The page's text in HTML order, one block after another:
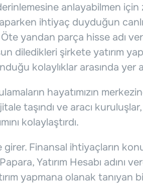
anlayabilmen için
ihtiyaç duyduğun
yandan parça hisse adı
diledikleri şirkete yatırım
kolaylıklar arasında yer
hayatımızın
taşındı ve aracı
kolaylaştırdı.
Finansal ihtiyaçların
Yatırım Hesabı adını
yapmana olanak tanıyan